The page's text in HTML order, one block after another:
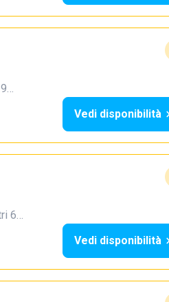
Vedi disponibilità
6…
Vedi disponibilità